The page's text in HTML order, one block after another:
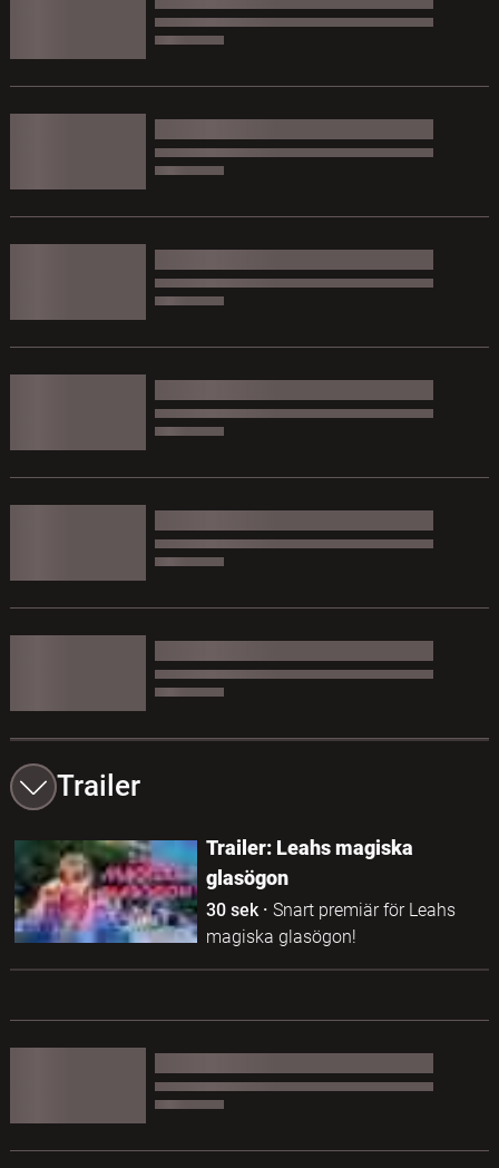
Trailer
Trailer: Leahs magiska
glasögon
30 sek· Snart premiär för Leahs
magiska glasögon!